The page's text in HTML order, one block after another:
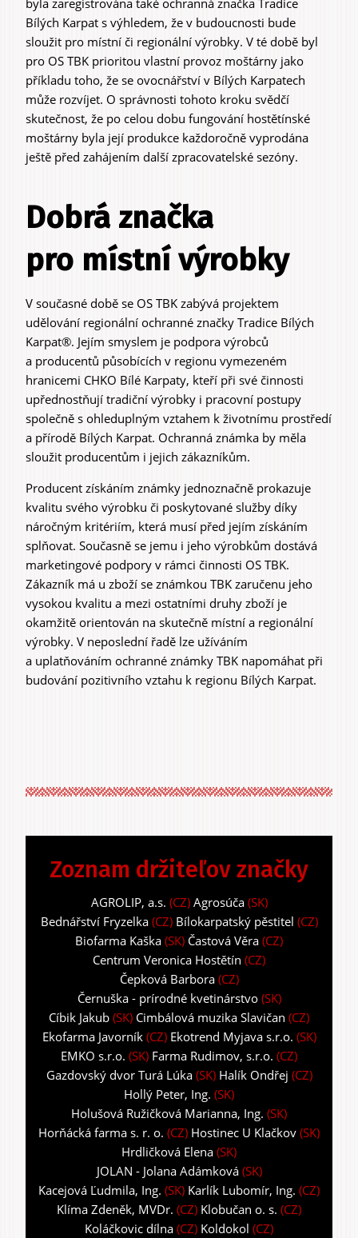
byla zaregistrována také ochranná značka Tradice
Bílých Karpat s výhledem, že v budoucnosti bude
sloužit pro místní či regionální výrobky. V té době byl
pro OS TBK prioritou vlastní provoz moštárny jako
příkladu toho, že se ovocnářství v Bílých Karpatech
může rozvíjet. O správnosti tohoto kroku svědčí
skutečnost, že po celou dobu fungování hostětínské
moštárny byla její produkce každoročně vyprodána
ještě před zahájením další zpracovatelské sezóny.
Dobrá značka
pro místní výrobky
V současné době se OS TBK zabývá projektem
udělování regionální ochranné značky Tradice Bílých
Karpat®. Jejím smyslem je podpora výrobců
a producentů působících v regionu vymezeném
hranicemi CHKO Bílé Karpaty, kteří při své činnosti
upřednostňují tradiční výrobky i pracovní postupy
společně s ohleduplným vztahem k životnímu prostředí
a přírodě Bílých Karpat. Ochranná známka by měla
sloužit producentům i jejich zákazníkům.
Producent získáním známky jednoznačně prokazuje
kvalitu svého výrobku či poskytované služby díky
náročným kritériím, která musí před jejím získáním
splňovat. Současně se jemu i jeho výrobkům dostává
marketingové podpory v rámci činnosti OS TBK.
Zákazník má u zboží se známkou TBK zaručenu jeho
vysokou kvalitu a mezi ostatními druhy zboží je
okamžitě orientován na skutečně místní a regionální
výrobky. V neposlední řadě lze užíváním
a uplatňováním ochranné známky TBK napomáhat při
budování pozitivního vztahu k regionu Bílých Karpat.
Zoznam držiteľov značky
AGROLIP, a.s. (CZ) Agrosúča(SK)
Bednářství Fryzelka(CZ) Bílokarpatský pěstitel (CZ)
Biofarma Kaška (SK) Častová Věra (CZ)
Centrum Veronica Hostětín (CZ)
Čepková Barbora(CZ)
Černuška - prírodné kvetinárstvo(SK)
Cíbik Jakub (SK) Cimbálová muzika Slavičan (CZ)
Ekofarma Javorník(CZ) Ekotrend Myjava s.r.o. (SK)
EMKO s.r.o. (SK) Farma Rudimov, s.r.o. (CZ)
Gazdovský dvor Turá Lúka(SK) Halík Ondřej (CZ)
Hollý Peter, Ing. (SK)
Holušová Ružičková Marianna, Ing. (SK)
Horňácká farma s. r. o. (CZ) Hostinec U Klačkov (SK)
Hrdličková Elena (SK)
JOLAN - Jolana Adámková(SK)
Kacejová Ľudmila, Ing. (SK) Karlík Lubomír, Ing. (CZ)
Klíma Zdeněk, MVDr. (CZ) Klobučan o. s. (CZ)
Koláčkovic dílna (CZ) Koldokol (CZ)